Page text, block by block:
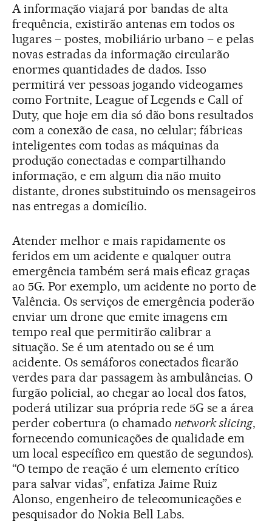
A informação viajará por bandas de alta
frequência, existirão antenas em todos os
lugares – postes, mobiliário urbano – e pelas
novas estradas da informação circularão
enormes quantidades de dados. Isso
permitirá ver pessoas jogando videogames
como Fortnite, League of Legends e Call of
Duty, que hoje em dia só dão bons resultados
com a conexão de casa, no celular; fábricas
inteligentes com todas as máquinas da
produção conectadas e compartilhando
informação, e em algum dia não muito
distante, drones substituindo os mensageiros
nas entregas a domicílio.
Atender melhor e mais rapidamente os
feridos em um acidente e qualquer outra
emergência também será mais eficaz graças
ao 5G. Por exemplo, um acidente no porto de
Valência. Os serviços de emergência poderão
enviar um drone que emite imagens em
tempo real que permitirão calibrar a
situação. Se é um atentado ou se é um
acidente. Os semáforos conectados ficarão
verdes para dar passagem às ambulâncias. O
furgão policial, ao chegar ao local dos fatos,
poderá utilizar sua própria rede 5G se a área
perder cobertura (o chamado network slicing,
fornecendo comunicações de qualidade em
um local específico em questão de segundos).
“O tempo de reação é um elemento crítico
para salvar vidas”, enfatiza Jaime Ruiz
Alonso, engenheiro de telecomunicações e
pesquisador do Nokia Bell Labs.